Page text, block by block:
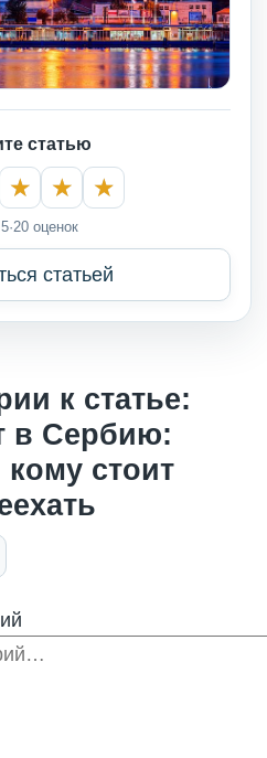
статью
·20 оценок
статьей
к статье:
в Сербию:
стоит